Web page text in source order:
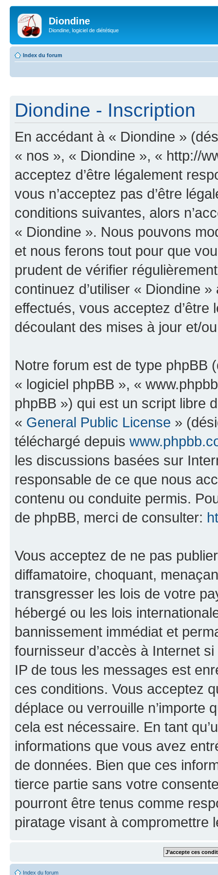
Diondine
Diondine, logiciel de diététique
Index du forum
Diondine - Inscription
En accédant à « Diondine »
« nos », « Diondine », « http://
acceptez d’être légalement
vous n’acceptez pas d’être
conditions suivantes, alors
« Diondine ». Nous pouvons
et nous ferons tout pour que
prudent de vérifier
continuez d’utiliser « Diondine
effectués, vous acceptez
découlant des mises à jour et/
Notre forum est de type phpBB
« logiciel phpBB », «
phpBB ») qui est un script libre
« General Public License »
téléchargé depuis
les discussions basées sur
responsable de ce que nous
contenu ou conduite permis.
de phpBB, merci de consulter:
Vous acceptez de ne pas
diffamatoire, choquant,
transgresser les lois de votre
hébergé ou les lois
bannissement immédiat et
fournisseur d’accès à Internet
IP de tous les messages est
ces conditions. Vous acceptez
déplace ou verrouille n’importe
cela est nécessaire. En tant
informations que vous avez
de données. Bien que ces
tierce partie sans votre
pourront être tenus comme
piratage visant à compromettre
Index du forum